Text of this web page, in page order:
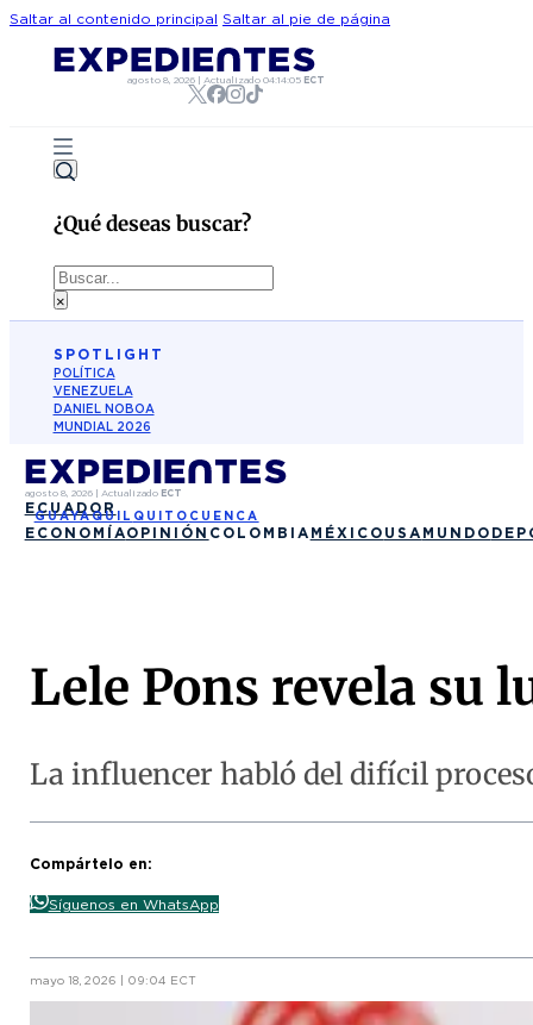
Saltar al contenido principal Saltar al pie de página
agosto 8, 2026 |Actualizado04:14:05 ECT
¿Qué deseas buscar?
Buscar
×
SPOTLIGHT
POLÍTICA
VENEZUELA
DANIEL NOBOA
MUNDIAL 2026
agosto 8, 2026| Actualizado ECT
ECUADOR
GUAYAQUIL QUITO CUENCA
ECONOMÍAOPINIÓN COLOMBIA MÉXICO USA MUNDO
Lele Pons revela su
La influencer habló del difícil
Compártelo en:
Síguenos en WhatsApp
mayo 18, 2026 | 09:04 ECT